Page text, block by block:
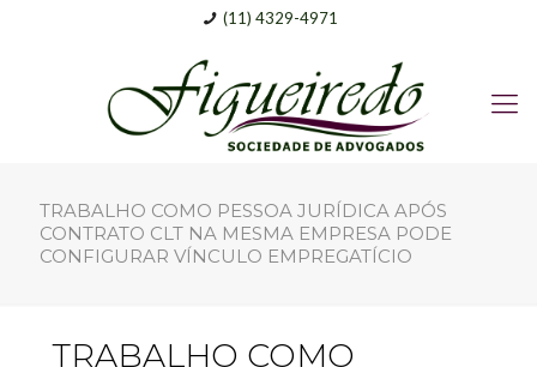
(11) 4329-4971
TRABALHO COMO PESSOA JURÍDICA APÓS
CONTRATO CLT NA MESMA EMPRESA PODE
CONFIGURAR VÍNCULO EMPREGATÍCIO
TRABALHO COMO